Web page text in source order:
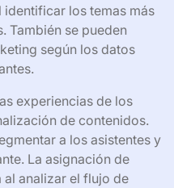
los temas más
También se pueden
según los datos
experiencias de los
de contenidos.
a los asistentes y
La asignación de
analizar el flujo de